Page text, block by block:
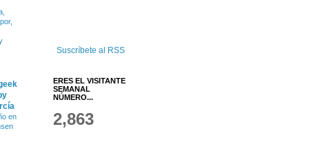
en
Suscríbete al RSS
ERES EL VISITANTE
SEMANAL
NÚMERO...
2,863